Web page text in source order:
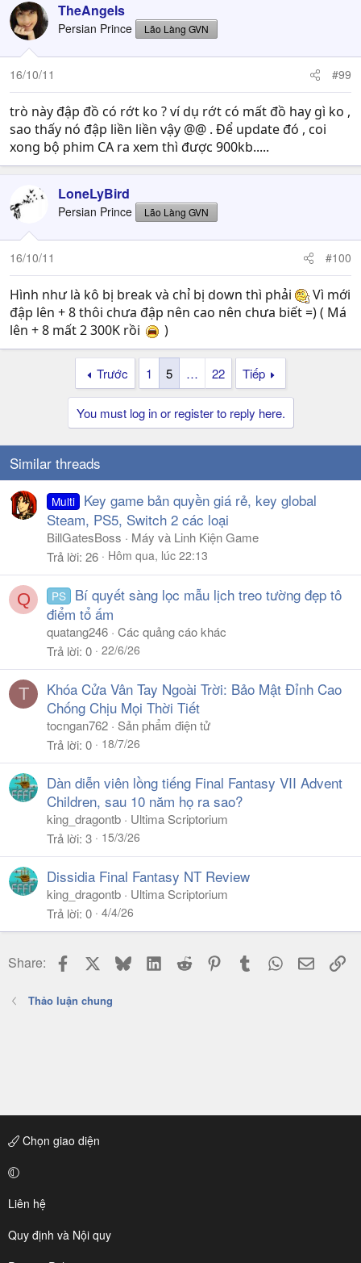
TheAngels
Persian Prince Lão Làng GVN
16/10/11 #99
trò này đập đồ có rớt ko ? ví dụ rớt có mất đồ hay gì ko ,
sao thấy nó đập liền liền vậy @@ . Để update đó , coi
xong bộ phim CA ra xem thì được 900kb.....
LoneLyBird
Persian Prince Lão Làng GVN
16/10/11 #100
Hình như là kô bị break và chỉ bị down thì phải
Vì mới
đập lên + 8 thôi chưa đập nên cao nên chưa biết =) ( Má
lên + 8 mất 2 300K rồi
)
Trước 1 5 … 22 Tiếp
You must log in or register to reply here.
Similar threads
Multi
Key game bản quyền giá rẻ, key global
Steam, PS5, Switch 2 các loại
BillGatesBoss
Máy và Linh Kiện Game
Trả lời 26 Hôm qua, lúc 22:13
Q PS
Bí quyết sàng lọc mẫu lịch treo tường đẹp tô
điểm tổ ấm
quatang246 Các quảng cáo khác
Trả lời 0 22/6/26
T
Khóa Cửa Vân Tay Ngoài Trời: Bảo Mật Đỉnh Cao
Chống Chịu Mọi Thời Tiết
tocngan762
Sản phẩm điện tử
Trả lời 0 18/7/26
Dàn diễn viên lồng tiếng Final Fantasy VII Advent
Children, sau 10 năm họ ra sao?
king_dragontb
Ultima Scriptorium
Trả lời 3 15/3/26
Dissidia Final Fantasy NT Review
king_dragontb
Ultima Scriptorium
Trả lời 0 4/4/26
Share: Facebook BlueskyLinkedIn
Reddit PinterestTumblr WhatsApp
Email
Thảo luận chung
Chọn giao diện
Liên hệ
Quy định và Nội quy